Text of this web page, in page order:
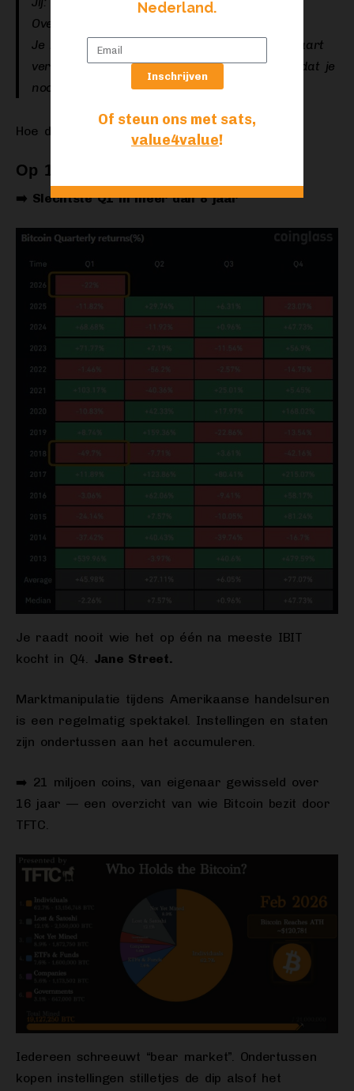
Overheid: ‘Maakt niet uit. Betalen.’
Je hebt geen $100 liggen. Dus moet je de kaart
verkopen om belasting te betalen over geld dat je
nooit hebt ontvangen.”
Hoe dan ook, heb je Bitcoin?
Op 17 februari
➡️ Slechtste Q1 in meer dan 8 jaar
Je raadt nooit wie het op één na meeste IBIT
kocht in Q4. Jane Street.
Marktmanipulatie tijdens Amerikaanse handelsuren
is een regelmatig spektakel. Instellingen en staten
zijn ondertussen aan het accumuleren.
➡️ 21 miljoen coins, van eigenaar gewisseld over
16 jaar — een overzicht van wie Bitcoin bezit door
TFTC.
Iedereen schreeuwt “bear market”. Ondertussen
kopen instellingen stilletjes de dip alsof het
Nederland.
Inschrijven
Of steun ons met sats,
value4value!